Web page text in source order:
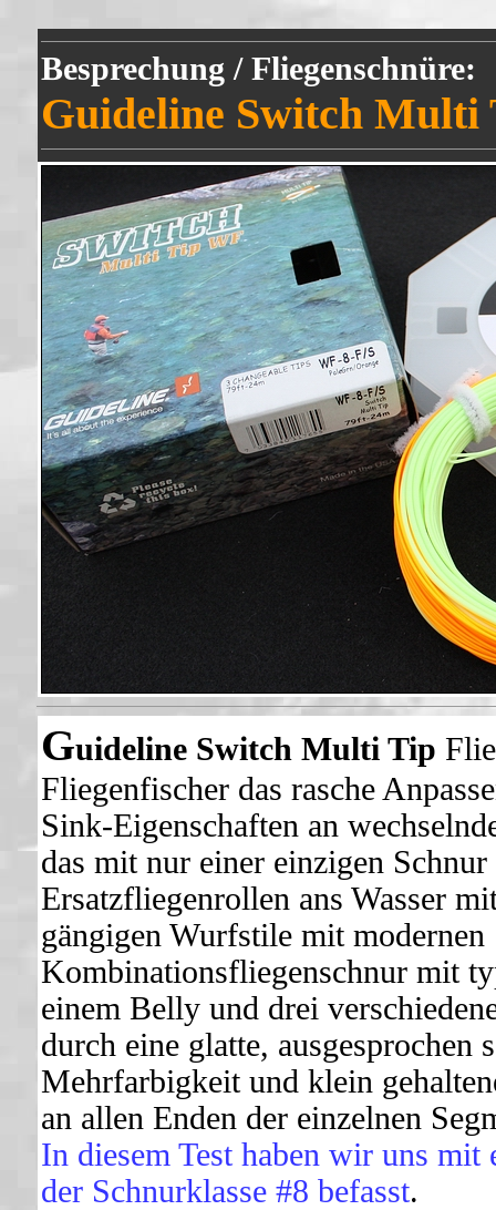
Besprechung / Fliegenschnüre:
Guideline Switch
Guideline Switch Multi Tip
Fliegenfischer das rasche
Sink-Eigenschaften an
das mit nur einer einzigen
Ersatzfliegenrollen ans Wasser
gängigen Wurfstile mit
Kombinationsfliegenschnur mit
einem Belly und drei
durch eine glatte, ausgesprochen
Mehrfarbigkeit und klein
an allen Enden der einzelnen
In diesem Test haben wir uns
der Schnurklasse #8 befasst.